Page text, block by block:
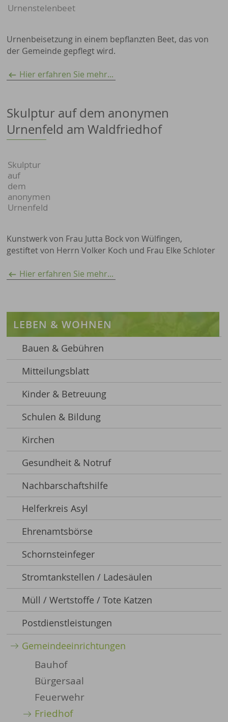
Urnenstelenbeet
Urnenbeisetzung in einem bepflanzten Beet, das von
der Gemeinde gepflegt wird.
Hier erfahren Sie mehr...
Skulptur auf dem anonymen
Urnenfeld am Waldfriedhof
Skulptur
auf
dem
anonymen
Urnenfeld
Kunstwerk von Frau Jutta Bock von Wülfingen,
gestiftet von Herrn Volker Koch und Frau Elke Schloter
Hier erfahren Sie mehr...
LEBEN & WOHNEN
Bauen & Gebühren
Mitteilungsblatt
Kinder & Betreuung
Schulen & Bildung
Kirchen
Gesundheit & Notruf
Nachbarschaftshilfe
Helferkreis Asyl
Ehrenamtsbörse
Schornsteinfeger
Stromtankstellen / Ladesäulen
Müll / Wertstoffe / Tote Katzen
Postdienstleistungen
Gemeindeeinrichtungen
Bauhof
Bürgersaal
Feuerwehr
Friedhof